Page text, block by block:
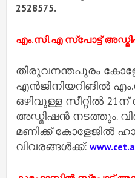
2528575.
എം.സി.എ സ്‌പോട്ട്
തിരുവനന്തപുരം
എൻജിനിയറിങിൽ
ഒഴിവുള്ള സീറ്റിൽ
അഡ്മിഷൻ നടത്തും.
മണിക്ക് കോളേജിൽ
വിവരങ്ങൾക്ക്: